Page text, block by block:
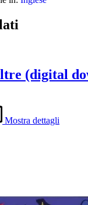
(digital
Mostra dettagli